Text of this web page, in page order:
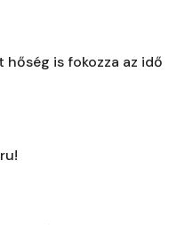
hőség is fokozza az idő